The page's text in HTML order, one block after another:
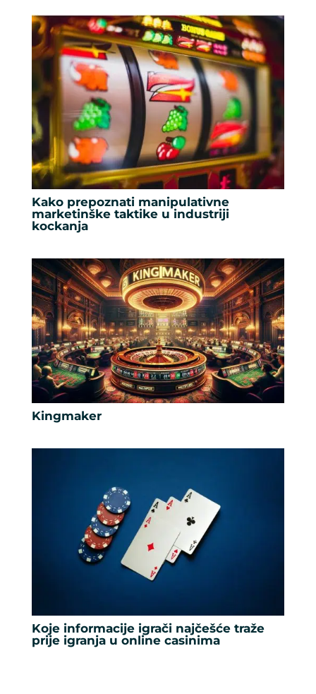
Kako prepoznati manipulativne
marketinške taktike u industriji
kockanja
Kingmaker
Koje informacije igrači najčešće traže
prije igranja u online casinima